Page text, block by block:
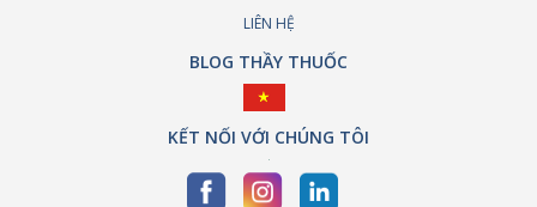
LIÊN HỆ
BLOG THẦY THUỐC
KẾT NỐI VỚI CHÚNG TÔI